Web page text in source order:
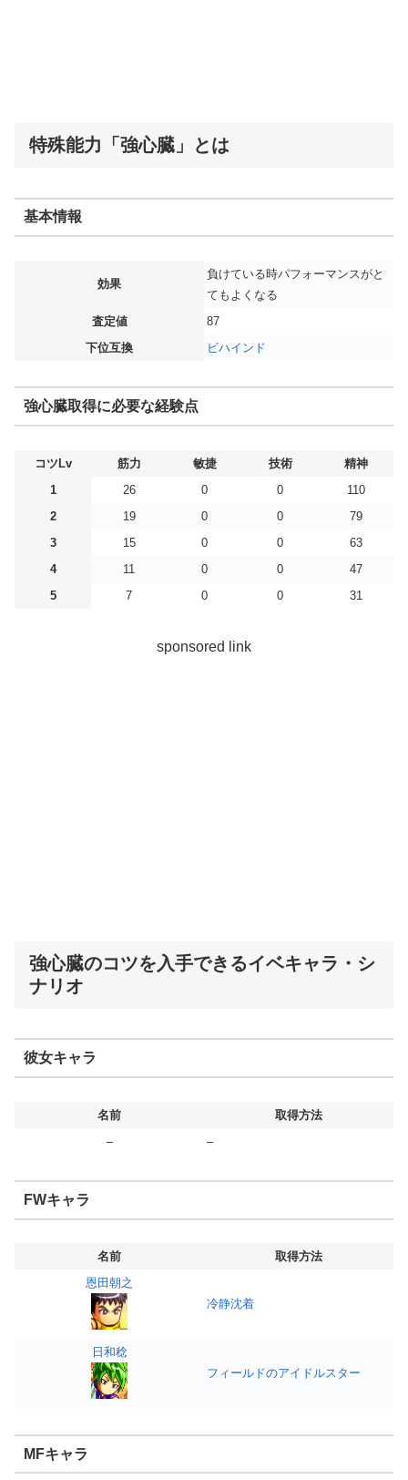
特殊能力「強心臓」とは
基本情報
効果
負けている時パフォーマンスがと
てもよくなる
査定値
87
下位互換
ビハインド
強心臓取得に必要な経験点
コツLv 筋力 敏捷 技術
精神
1
26 0 0
110
2
19 0 0
79
3
15 0 0
63
4
11 0 0
47
5
7 0 0 31
sponsored link
強心臓のコツを入手できるイベキャラ・シ
ナリオ
彼女キャラ
名前
取得方法
–
–
FWキャラ
名前
取得方法
恩田朝之
冷静沈着
日和稔
フィールドのアイドルスター
MFキャラ